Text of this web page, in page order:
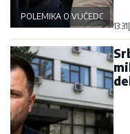
POLEMIKA O VUČEDOLSKOJ
13:31